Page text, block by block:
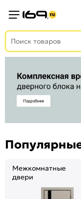
Межкомнатные
двери